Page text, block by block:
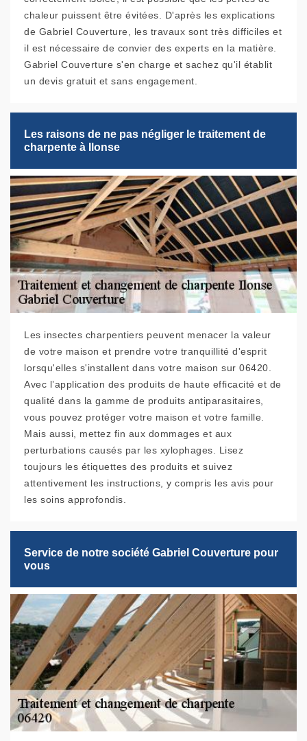
chaleur puissent être évitées. D'après les explications
de Gabriel Couverture, les travaux sont très difficiles et
il est nécessaire de convier des experts en la matière.
Gabriel Couverture s'en charge et sachez qu'il établit
un devis gratuit et sans engagement.
Les raisons de ne pas négliger le traitement de
charpente à Ilonse
Les insectes charpentiers peuvent menacer la valeur
de votre maison et prendre votre tranquillité d'esprit
lorsqu'elles s'installent dans votre maison sur 06420.
Avec l’application des produits de haute efficacité et de
qualité dans la gamme de produits antiparasitaires,
vous pouvez protéger votre maison et votre famille.
Mais aussi, mettez fin aux dommages et aux
perturbations causés par les xylophages. Lisez
toujours les étiquettes des produits et suivez
attentivement les instructions, y compris les avis pour
les soins approfondis.
Service de notre société Gabriel Couverture pour
vous